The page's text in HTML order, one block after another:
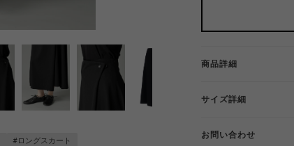
#ロングスカート
商品詳細
サイズ詳細
お問い合わせ